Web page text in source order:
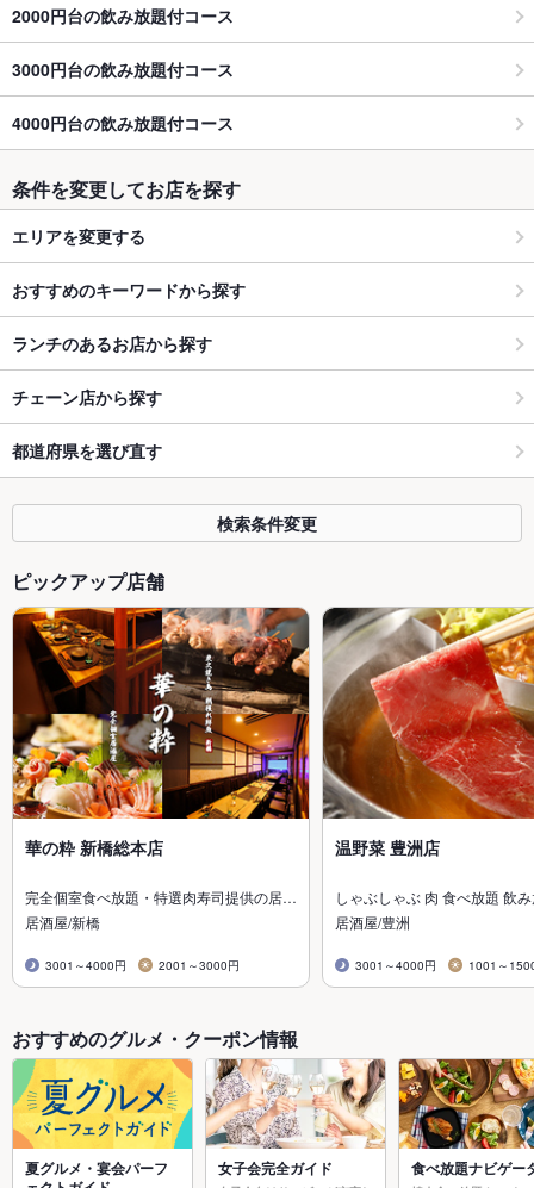
2000円台の飲み放題付コース
3000円台の飲み放題付コース
4000円台の飲み放題付コース
条件を変更してお店を探す
エリアを変更する
おすすめのキーワードから探す
ランチのあるお店から探す
チェーン店から探す
都道府県を選び直す
検索条件変更
ピックアップ店舗
華の粋 新橋総本店
完全個室食べ放題・特選肉寿司提供の居…
居酒屋/新橋
3001～4000円 2001～3000円
温野菜 豊洲店
しゃぶしゃぶ 肉 食べ放題 飲
居酒屋/豊洲
3001～4000円 1001～
おすすめのグルメ・クーポン情報
夏グルメ・宴会パーフ
女子会完全ガイド 食べ放題ナビゲー